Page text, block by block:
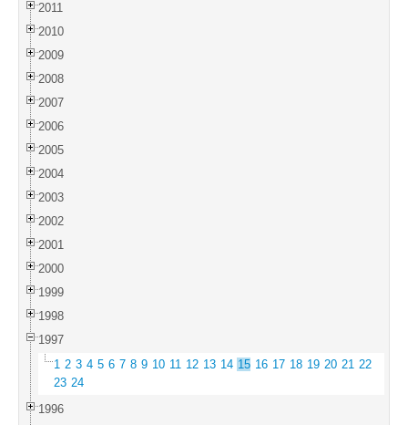
2011
2010
2009
2008
2007
2006
2005
2004
2003
2002
2001
2000
1999
1998
1997
1 2 3 4 5 6 7 8 9 10 11 12 13 14 15 16 17 18 19 20 21 22
23 24
1996